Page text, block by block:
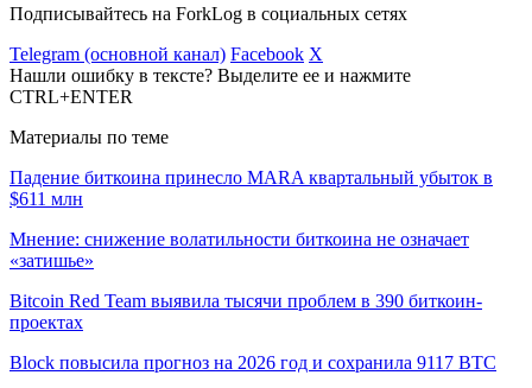
Подписывайтесь на ForkLog в социальных сетях
Telegram (основной канал) Facebook X
Нашли ошибку в тексте? Выделите ее и нажмите
CTRL+ENTER
Материалы по теме
Падение биткоина принесло MARA квартальный убыток в
$611 млн
Мнение: снижение волатильности биткоина не означает
«затишье»
Bitcoin Red Team выявила тысячи проблем в 390 биткоин-
проектах
Block повысила прогноз на 2026 год и сохранила 9117 BTC